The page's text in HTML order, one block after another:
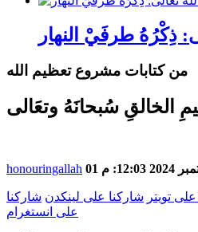
ذِكْرُهُ طرفَيْ النهار
من كتابات مشروع تعظيم الله
الخالقِ سُبحانَهُ وتعَالى
honouringallah 12:03: م
تويتر شاركنا على لينكدن شاركنا
على انستغرام